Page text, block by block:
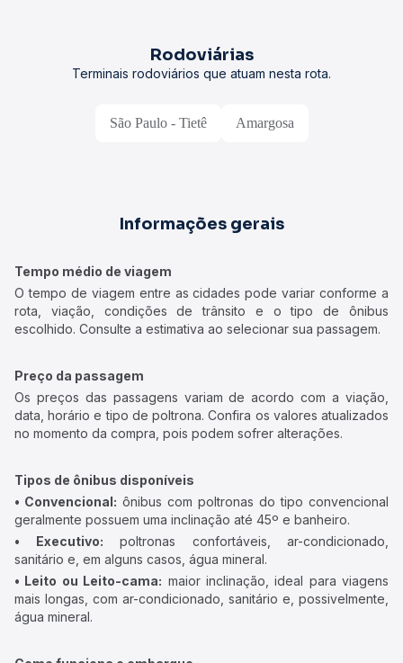
Rodoviárias
Terminais rodoviários que atuam nesta rota.
São Paulo - Tietê Amargosa
Informações gerais
Tempo médio de viagem
O tempo de viagem entre as cidades pode variar conforme a
rota, viação, condições de trânsito e o tipo de ônibus
escolhido. Consulte a estimativa ao selecionar sua passagem.
Preço da passagem
Os preços das passagens variam de acordo com a viação,
data, horário e tipo de poltrona. Confira os valores atualizados
no momento da compra, pois podem sofrer alterações.
Tipos de ônibus disponíveis
• Convencional: ônibus com poltronas do tipo convencional
geralmente possuem uma inclinação até 45º e banheiro.
• Executivo: poltronas confortáveis, ar-condicionado,
sanitário e, em alguns casos, água mineral.
• Leito ou Leito-cama: maior inclinação, ideal para viagens
mais longas, com ar-condicionado, sanitário e, possivelmente,
água mineral.